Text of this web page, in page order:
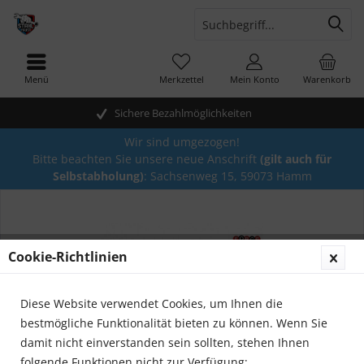
Sichere Bezahlmöglichkeiten
Warenkorb
Merkzettel Mein Konto
Menü
Wir sind umgezogen!
Bitte beachten Sie unsere neue Anschrift (gilt auch für
Selbstabholung): Sachsenweg 15, 59073 Hamm
Cookie-Richtlinien
Diese Website verwendet Cookies, um Ihnen die
bestmögliche Funktionalität bieten zu können. Wenn Sie
damit nicht einverstanden sein sollten, stehen Ihnen